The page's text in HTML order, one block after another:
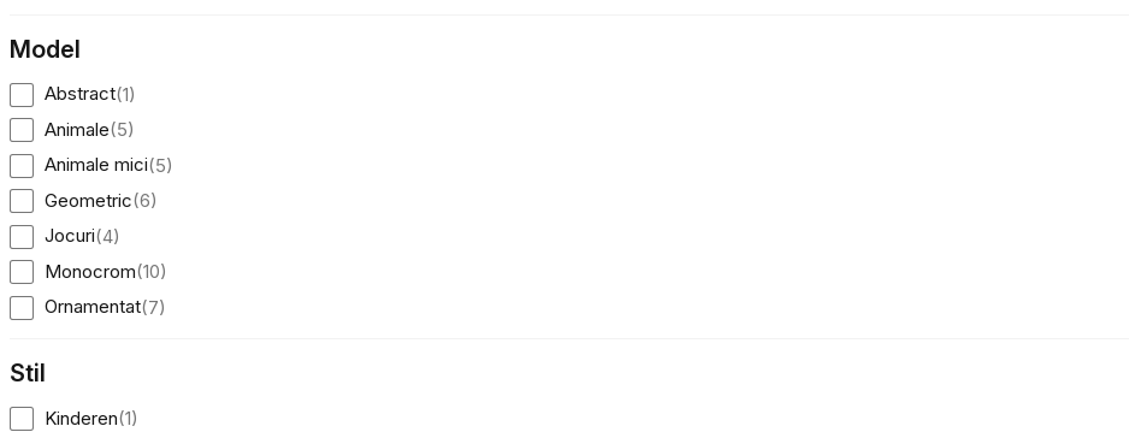
Model
Abstract(1)
Animale(5)
Animale mici(5)
Geometric(6)
Jocuri(4)
Monocrom(10)
Ornamentat(7)
Stil
Kinderen(1)